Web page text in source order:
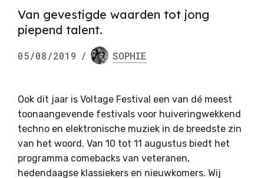
Van gevestigde waarden tot jong
piepend talent.
05/08/2019 / SOPHIE
Ook dit jaar is Voltage Festival een van dé meest
toonaangevende festivals voor huiveringwekkend
techno en elektronische muziek in de breedste zin
van het woord. Van 10 tot 11 augustus biedt het
programma comebacks van veteranen,
hedendaagse klassiekers en nieuwkomers. Wij